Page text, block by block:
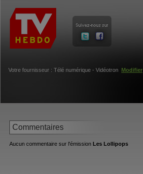
Votre fournisseur : Télé numérique - Vidéotron Modifier
Commentaires
Aucun commentaire sur l'émission Les Lollipops